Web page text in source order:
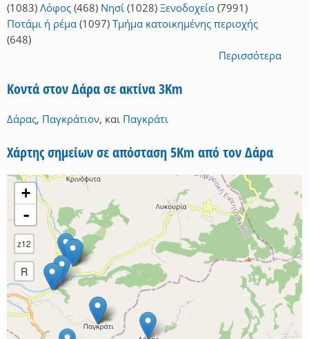
(1083) Λόφος (468) Νησί (1028) Ξενοδοχείο (7991)
Ποτάμι ή ρέμα (1097) Τμήμα κατοικημένης περιοχής
(648)
Περισσότερα
Κοντά στον Δάρα σε ακτίνα 3Km
Δάρας, Παγκράτιον, και Παγκράτι
Χάρτης σημείων σε απόσταση 5Km από τον Δάρα
+
-
z12
R